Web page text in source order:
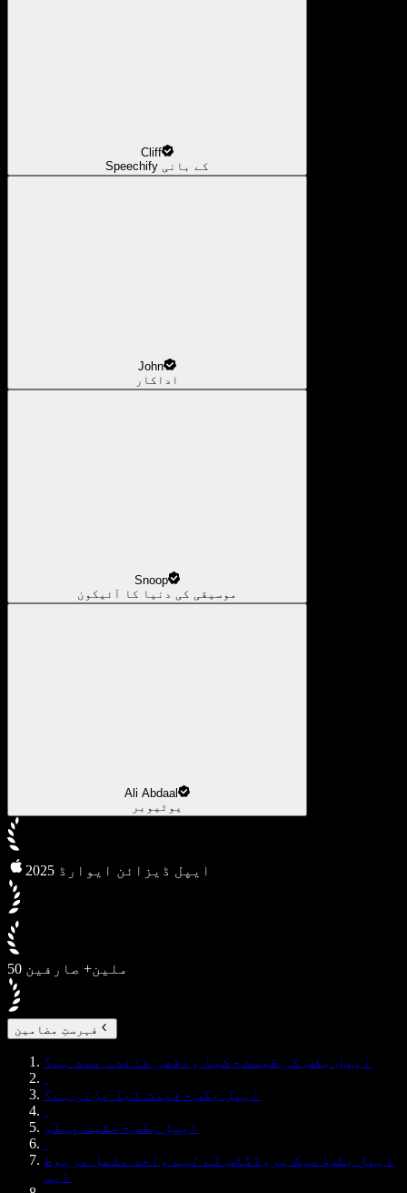
Cliff
Speechify کے بانی
John
اداکار
Snoop
موسیقی کی دنیا کا آئیکون
Ali Abdaal
یوٹیوبر
2025 ایپل ڈیزائن ایوارڈ
50 ملین+ صارفین
فہرستِ مضامین
ایپل بکس کی قیمت - کیا واقعی فائدہ مند ہے؟
ایپل بکس - قیمت کیا پڑتی ہے؟
ایپل بکس - مثبت پہلو
ایپل بکس: میک پروڈکٹس کے لیے واحد مکمل مربوط
ایپ